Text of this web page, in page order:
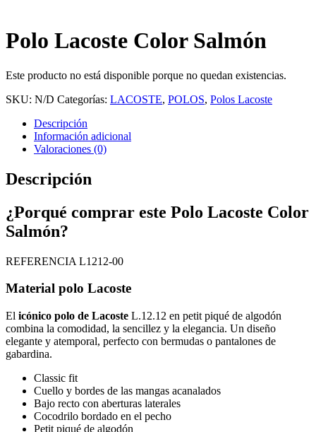
Polo Lacoste Color Salmón
Este producto no está disponible porque no quedan existencias.
SKU: N/D Categorías: LACOSTE, POLOS, Polos Lacoste
Descripción
Información adicional
Valoraciones (0)
Descripción
¿Porqué comprar este Polo Lacoste Color
Salmón?
REFERENCIA L1212-00
Material polo Lacoste
El icónico polo de Lacoste L.12.12 en petit piqué de algodón
combina la comodidad, la sencillez y la elegancia. Un diseño
elegante y atemporal, perfecto con bermudas o pantalones de
gabardina.
Classic fit
Cuello y bordes de las mangas acanalados
Bajo recto con aberturas laterales
Cocodrilo bordado en el pecho
Petit piqué de algodón